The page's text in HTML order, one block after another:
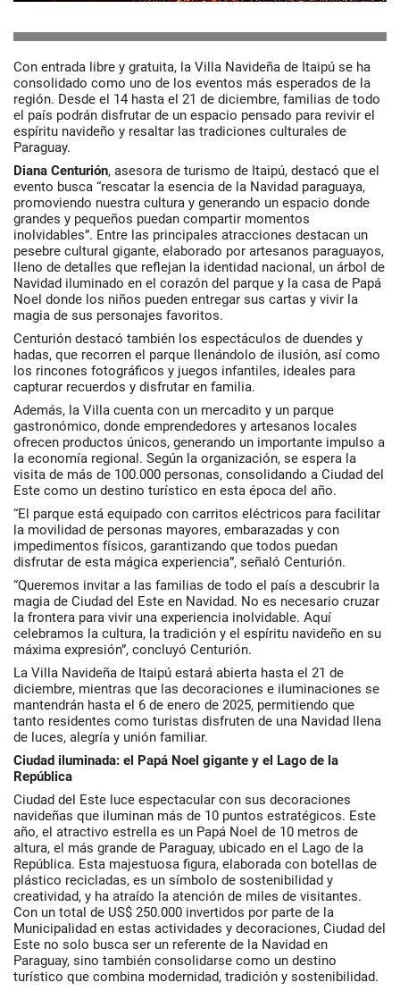
Con entrada libre y gratuita, la Villa Navideña de Itaipú se ha
consolidado como uno de los eventos más esperados de la
región. Desde el 14 hasta el 21 de diciembre, familias de todo
el país podrán disfrutar de un espacio pensado para revivir el
espíritu navideño y resaltar las tradiciones culturales de
Paraguay.
Diana Centurión, asesora de turismo de Itaipú, destacó que el
evento busca “rescatar la esencia de la Navidad paraguaya,
promoviendo nuestra cultura y generando un espacio donde
grandes y pequeños puedan compartir momentos
inolvidables”. Entre las principales atracciones destacan un
pesebre cultural gigante, elaborado por artesanos paraguayos,
lleno de detalles que reflejan la identidad nacional, un árbol de
Navidad iluminado en el corazón del parque y la casa de Papá
Noel donde los niños pueden entregar sus cartas y vivir la
magia de sus personajes favoritos.
Centurión destacó también los espectáculos de duendes y
hadas, que recorren el parque llenándolo de ilusión, así como
los rincones fotográficos y juegos infantiles, ideales para
capturar recuerdos y disfrutar en familia.
Además, la Villa cuenta con un mercadito y un parque
gastronómico, donde emprendedores y artesanos locales
ofrecen productos únicos, generando un importante impulso a
la economía regional. Según la organización, se espera la
visita de más de 100.000 personas, consolidando a Ciudad del
Este como un destino turístico en esta época del año.
“El parque está equipado con carritos eléctricos para facilitar
la movilidad de personas mayores, embarazadas y con
impedimentos físicos, garantizando que todos puedan
disfrutar de esta mágica experiencia”, señaló Centurión.
“Queremos invitar a las familias de todo el país a descubrir la
magia de Ciudad del Este en Navidad. No es necesario cruzar
la frontera para vivir una experiencia inolvidable. Aquí
celebramos la cultura, la tradición y el espíritu navideño en su
máxima expresión”, concluyó Centurión.
La Villa Navideña de Itaipú estará abierta hasta el 21 de
diciembre, mientras que las decoraciones e iluminaciones se
mantendrán hasta el 6 de enero de 2025, permitiendo que
tanto residentes como turistas disfruten de una Navidad llena
de luces, alegría y unión familiar.
Ciudad iluminada: el Papá Noel gigante y el Lago de la
República
Ciudad del Este luce espectacular con sus decoraciones
navideñas que iluminan más de 10 puntos estratégicos. Este
año, el atractivo estrella es un Papá Noel de 10 metros de
altura, el más grande de Paraguay, ubicado en el Lago de la
República. Esta majestuosa figura, elaborada con botellas de
plástico recicladas, es un símbolo de sostenibilidad y
creatividad, y ha atraído la atención de miles de visitantes.
Con un total de US$ 250.000 invertidos por parte de la
Municipalidad en estas actividades y decoraciones, Ciudad del
Este no solo busca ser un referente de la Navidad en
Paraguay, sino también consolidarse como un destino
turístico que combina modernidad, tradición y sostenibilidad.